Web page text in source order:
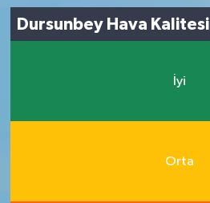
Dursunbey Hava Kalitesi
İyi
Orta